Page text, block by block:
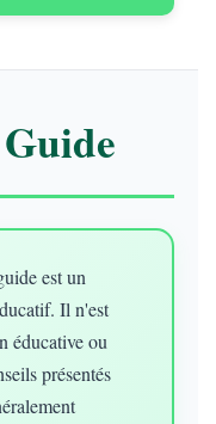
est un
Il n'est
éducative ou
présentés